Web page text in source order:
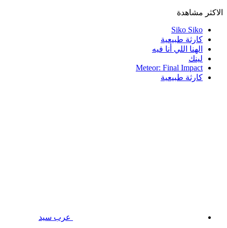
الاكثر مشاهدة
Siko Siko
كارثة طبيعية
الهنا اللي أنا فيه
لينك
Meteor: Final Impact
كارثة طبيعية
عرب سيد